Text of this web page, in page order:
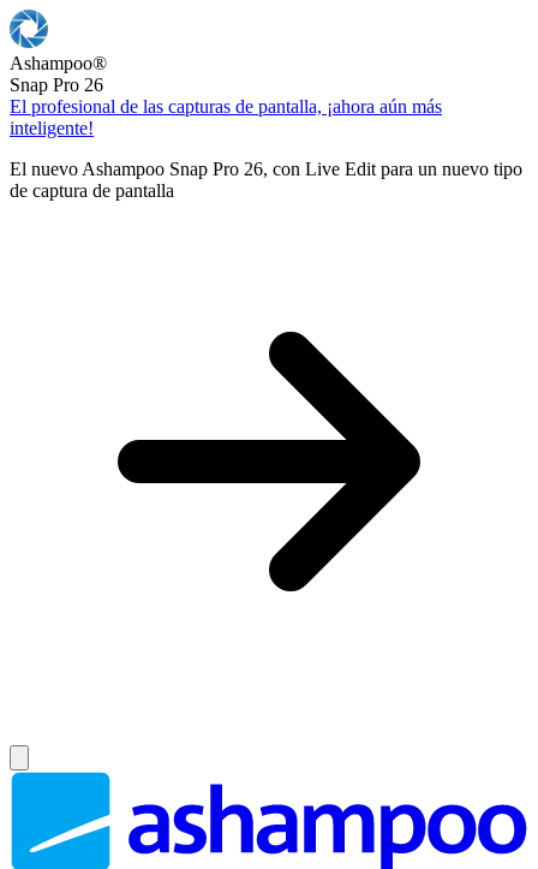
Ashampoo®
Snap Pro 26
El profesional de las capturas de pantalla, ¡ahora aún más
inteligente!
El nuevo Ashampoo Snap Pro 26, con Live Edit para un nuevo tipo
de captura de pantalla